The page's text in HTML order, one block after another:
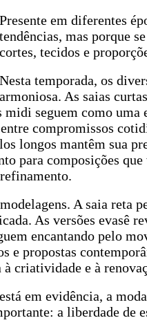
Presente em diferentes
tendências, mas porque
cortes, tecidos e
Nesta temporada, os
As saias
midi seguem como uma
compromissos
longos mantêm sua
para composições
A saia reta
As versões evasê
encantando pelo
e propostas
criatividade e à
em evidência, a
a liberdade de